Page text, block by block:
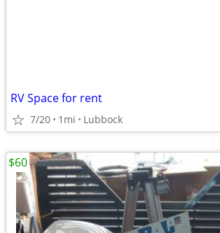
RV Space for rent
7/20 1mi Lubbock
$60